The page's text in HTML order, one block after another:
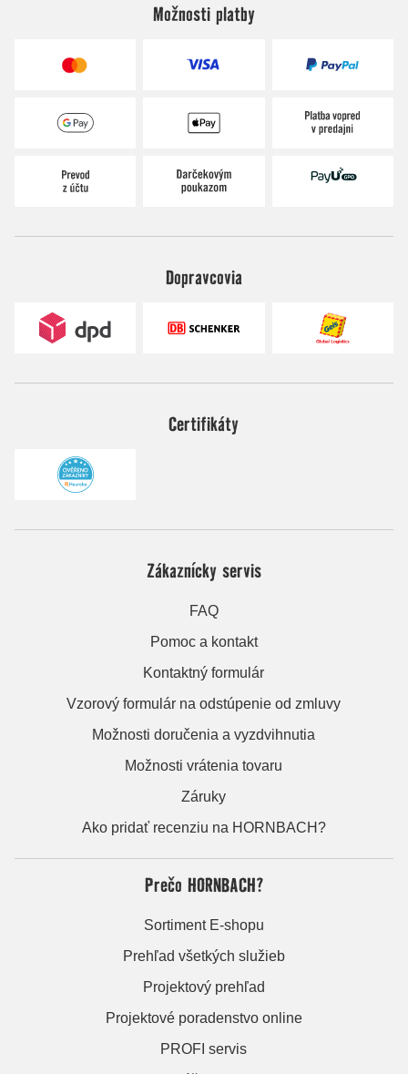
Možnosti platby
Dopravcovia
Certifikáty
Zákaznícky servis
FAQ
Pomoc a kontakt
Kontaktný formulár
Vzorový formulár na odstúpenie od zmluvy
Možnosti doručenia a vyzdvihnutia
Možnosti vrátenia tovaru
Záruky
Ako pridať recenziu na HORNBACH?
Prečo HORNBACH?
Sortiment E-shopu
Prehľad všetkých služieb
Projektový prehľad
Projektové poradenstvo online
PROFI servis